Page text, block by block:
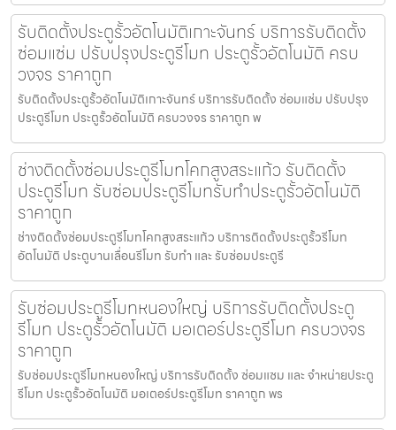
รับติดตั้งประตูรั้วอัตโนมัติเกาะจันทร์ บริการรับติดตั้ง
ซ่อมแซ่ม ปรับปรุงประตูรีโมท ประตูรั้วอัตโนมัติ ครบ
วงจร ราคาถูก
รับติดตั้งประตูรั้วอัตโนมัติเกาะจันทร์ บริการรับติดตั้ง ซ่อมแซ่ม ปรับปรุง
ประตูรีโมท ประตูรั้วอัตโนมัติ ครบวงจร ราคาถูก พ
ช่างติดตั้งซ่อมประตูรีโมทโคกสูงสระแก้ว รับติดตั้ง
ประตูรีโมท รับซ่อมประตูรีโมทรับทำประตูรั้วอัตโนมัติ
ราคาถูก
ช่างติดตั้งซ่อมประตูรีโมทโคกสูงสระแก้ว บริการติดตั้งประตูรั้วรีโมท
อัตโนมัติ ประตูบานเลื่อนรีโมท รับทำ และ รับซ่อมประตูรี
รับซ่อมประตูรีโมทหนองใหญ่ บริการรับติดตั้งประตู
รีโมท ประตูรั้วอัตโนมัติ มอเตอร์ประตูรีโมท ครบวงจร
ราคาถูก
รับซ่อมประตูรีโมทหนองใหญ่ บริการรับติดตั้ง ซ่อมแซม และ จำหน่ายประตู
รีโมท ประตูรั้วอัตโนมัติ มอเตอร์ประตูรีโมท ราคาถูก พร